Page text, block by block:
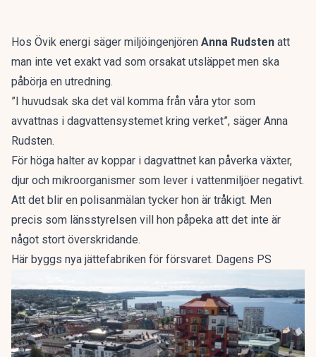
Hos Övik energi säger miljöingenjören Anna Rudsten att
man inte vet exakt vad som orsakat utsläppet men ska
påbörja en utredning.
”I huvudsak ska det väl komma från våra ytor som
avvattnas i dagvattensystemet kring verket”, säger Anna
Rudsten.
För höga halter av koppar i dagvattnet kan påverka växter,
djur och mikroorganismer som lever i vattenmiljöer negativt.
Att det blir en polisanmälan tycker hon är tråkigt. Men
precis som länsstyrelsen vill hon påpeka att det inte är
något stort överskridande.
Här byggs nya jättefabriken för försvaret. Dagens PS